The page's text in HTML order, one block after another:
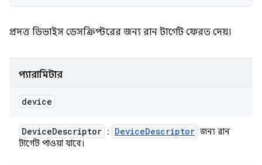
প্রদত্ত ডিভাইস ডেসক্রিপ্টরের জন্য রান টার্গেট ফেরত দেয়।
প্যারামিটার
device
DeviceDescriptor : DeviceDescriptor জন্য রান
টার্গেট পাওয়া যাবে।